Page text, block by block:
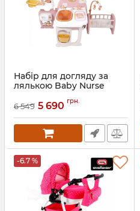
Набір для догляду за
лялькою Baby Nurse
Артикул:7600220394
6 549 5 690 грн.
-6.7 %